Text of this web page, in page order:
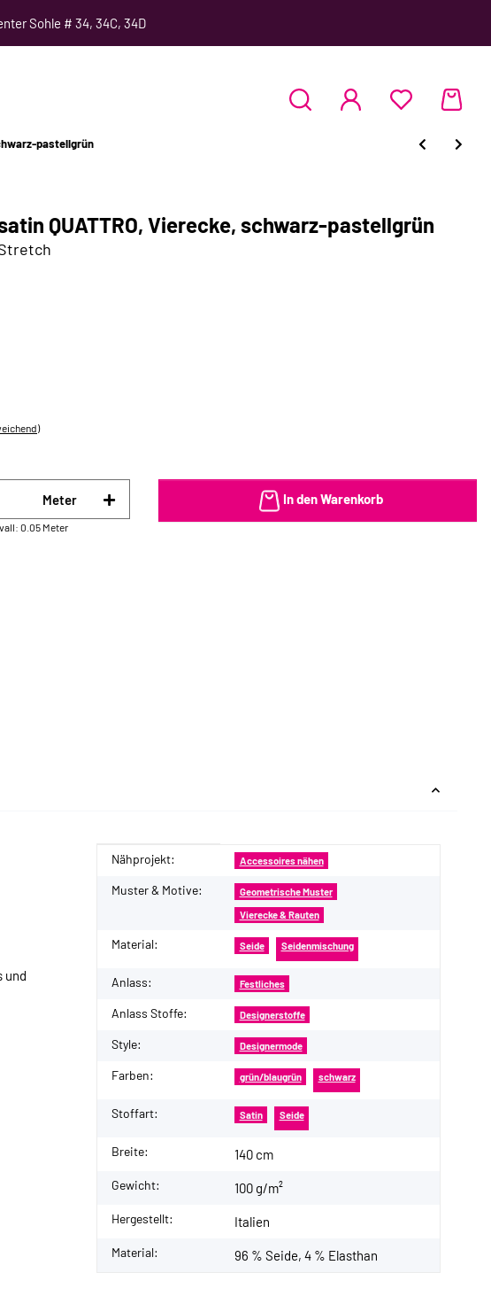
Sohle # 34, 34C, 34D
pastellgrün
QUATTRO, Vierecke, schwarz-pastellgrün
Meter
0.05 Meter
In den Warenkorb
und
Produkteigenschaft
Wert
Nähprojekt: Accessoires nähen
Muster & Motive: Geometrische Muster
Vierecke & Rauten
Material: Seide Seidenmischung
Anlass: Festliches
Anlass Stoffe: Designerstoffe
Style: Designermode
Farben: grün/blaugrün schwarz
Stoffart: Satin Seide
Breite: 140 cm
Gewicht: 100 g/m²
Hergestellt: Italien
Material: 96 % Seide, 4 % Elasthan